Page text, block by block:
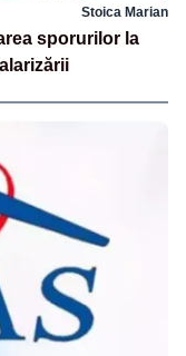
Stoica Marian
sporurilor la